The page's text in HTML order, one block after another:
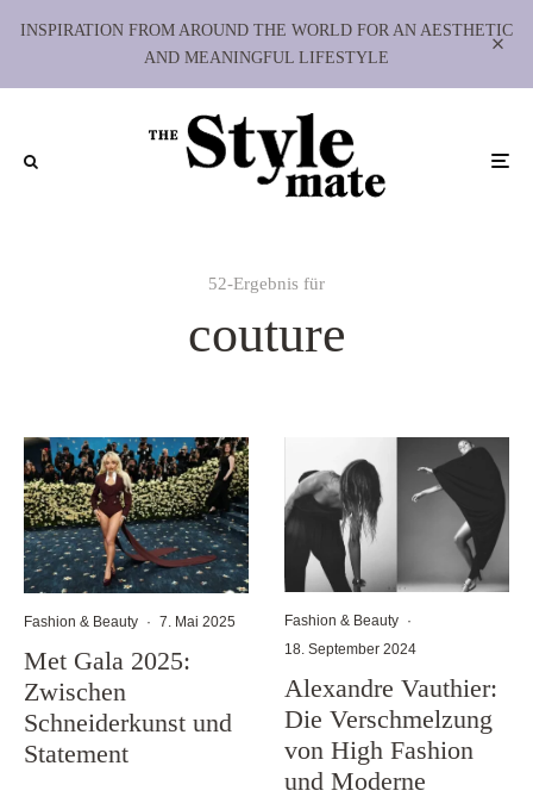
INSPIRATION FROM AROUND THE WORLD FOR AN AESTHETIC
AND MEANINGFUL LIFESTYLE
52-Ergebnis für
couture
Fashion & Beauty · 7. Mai 2025
Met Gala 2025:
Zwischen
Schneiderkunst und
Statement
Fashion & Beauty ·
18. September 2024
Alexandre Vauthier:
Die Verschmelzung
von High Fashion
und Moderne